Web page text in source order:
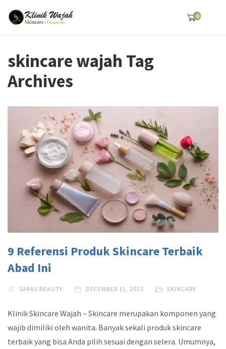
0
skincare wajah Tag
Archives
9 Referensi Produk Skincare Terbaik
Abad Ini
SARAS BEAUTY DECEMBER 11, 2023 SKINCARE
Klinik Skincare Wajah – Skincare merupakan komponen yang
wajib dimiliki oleh wanita. Banyak sekali produk skincare
terbaik yang bisa Anda pilih sesuai dengan selera. Umumnya,